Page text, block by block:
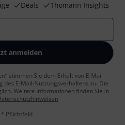
Deals Thomann Insights
anmelden
stimmen Sie dem Erhalt von E-Mail-
des E-Mail-Nutzungsverhaltens zu. Die
Weitere Informationen finden Sie in
.
* Pflichtfeld